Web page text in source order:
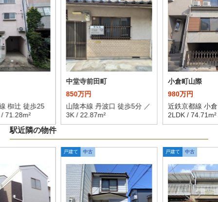
椥辻 徒歩25
71.28m²
中堂寺前田町
850万円
山陰本線 丹波口 徒歩5分 ／
3K / 22.87m²
小倉町山際
980万円
近鉄京都線 小
2LDK / 74.71m²
駅近隣の物件
戸建て 中古 戸建て 中古